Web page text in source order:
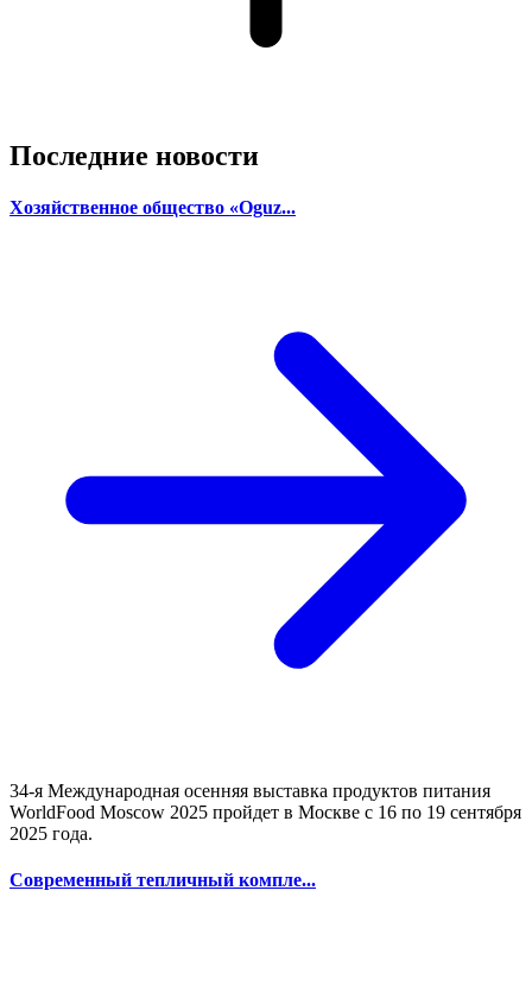
Последние новости
Хозяйственное общество «Oguz...
34-я Международная осенняя выставка продуктов питания
WorldFood Moscow 2025 пройдет в Москве с 16 по 19 сентября
2025 года.
Современный тепличный компле...